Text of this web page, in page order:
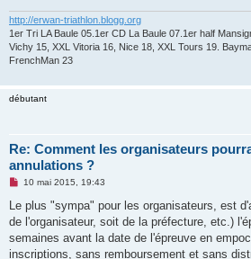
http://erwan-triathlon.blogg.org
1er Tri LA Baule 05.1er CD La Baule 07.1er half
Vichy 15, XXL Vitoria 16, Nice 18, XXL Tours 19.
FrenchMan 23
débutant
Re: Comment les organisateurs
annulations ?
M
s
a
g
10 mai 2015, 19:43
Le plus "sympa" pour les organisateurs, est
de l'organisateur, soit de la préfecture, etc.)
semaines avant la date de l'épreuve en
inscriptions, sans remboursement et sans